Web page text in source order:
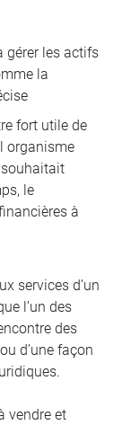
gérer les actifs
la
fort utile de
organisme
le
à
services d’un
l’un des
des
d’une façon
vendre et